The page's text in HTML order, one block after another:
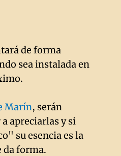
de forma
sea instalada en
Marín, serán
apreciarlas y si
su esencia es la
da forma.